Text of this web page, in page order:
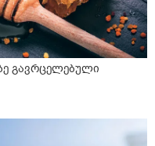
გავრცელებული